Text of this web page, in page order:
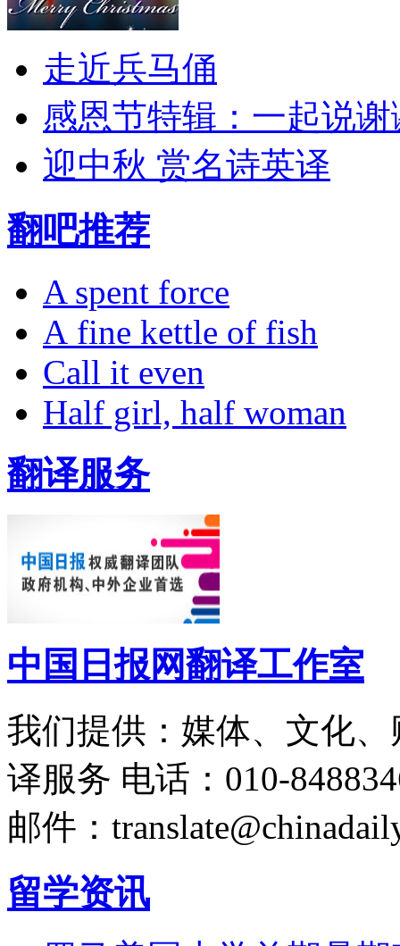
走近兵马俑
感恩节特辑：一起说谢
迎中秋 赏名诗英译
翻吧推荐
A spent force
A fine kettle of fish
Call it even
Half girl, half woman
翻译服务
中国日报网翻译工作室
我们提供：媒体、文化
译服务 电话：010-
邮件：
留学资讯